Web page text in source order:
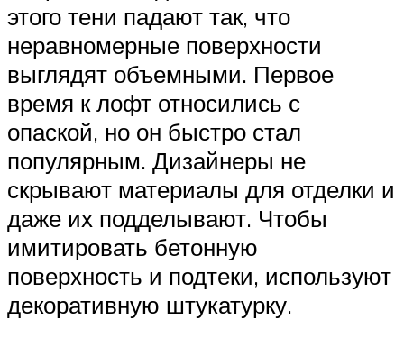
этого тени падают так, что
неравномерные поверхности
выглядят объемными. Первое
время к лофт относились с
опаской, но он быстро стал
популярным. Дизайнеры не
скрывают материалы для отделки и
даже их подделывают. Чтобы
имитировать бетонную
поверхность и подтеки, используют
декоративную штукатурку.